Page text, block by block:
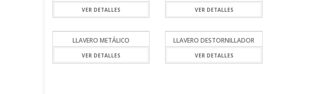
VER DETALLES VER DETALLES
LLAVERO METÁLICO
VER DETALLES
LLAVERO DESTORNILLADOR
VER DETALLES